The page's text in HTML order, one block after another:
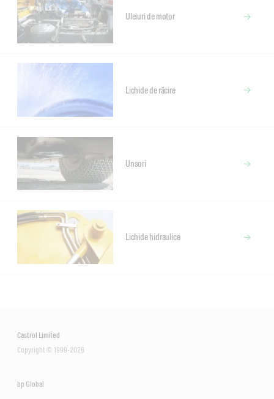
Uleiuri de motor
Lichide de răcire
Unsori
Lichide hidraulice
Castrol Limited
Copyright © 1999-2026
bp Global